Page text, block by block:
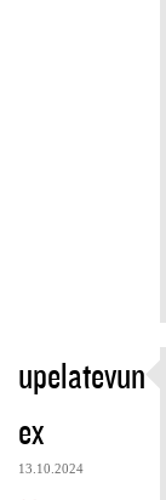
upelatevun
ex
13.10.2024